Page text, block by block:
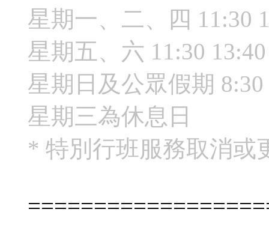
星期一、二、四 11:30
星期五、六 11:30
星期日及公眾假期 8:30
星期三為休息日
* 特別行班服務取消